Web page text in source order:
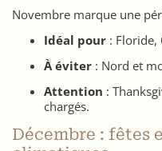
Novembre marque une
Idéal pour : Floride,
À éviter : Nord et
Attention :
chargés.
Décembre : fêtes